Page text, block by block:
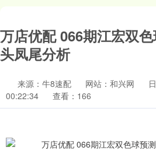
万店优配 066期江宏双
头凤尾分析
来源：牛8速配 网站：和兴网
00:22:34
查看：166